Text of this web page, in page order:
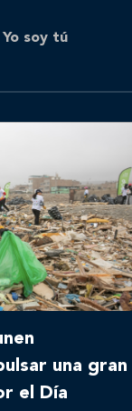
Yo soy tú
una gran
el Día